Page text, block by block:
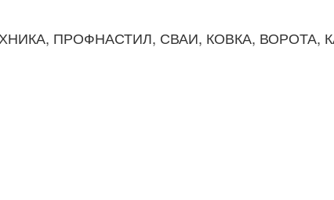
ПРОФНАСТИЛ, СВАИ, КОВКА,